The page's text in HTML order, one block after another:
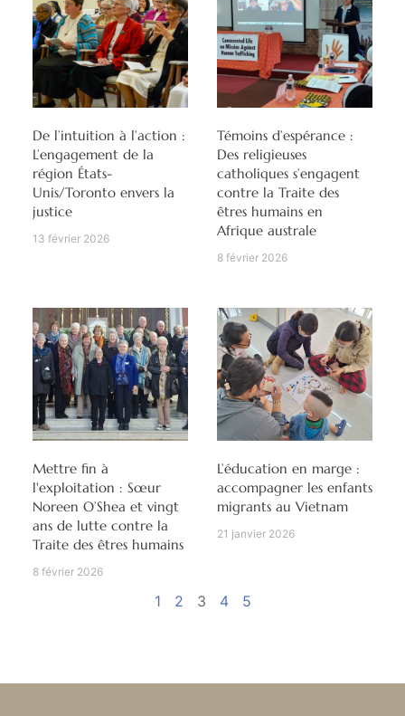
De l’intuition à l’action :
L’engagement de la
région États-
Unis/Toronto envers la
justice
13 février 2026
Témoins d’espérance :
Des religieuses
catholiques s’engagent
contre la Traite des
êtres humains en
Afrique australe
8 février 2026
Mettre fin à
l'exploitation : Sœur
Noreen O’Shea et vingt
ans de lutte contre la
Traite des êtres humains
8 février 2026
L’éducation en marge :
accompagner les enfants
migrants au Vietnam
21 janvier 2026
1 2 3 4 5